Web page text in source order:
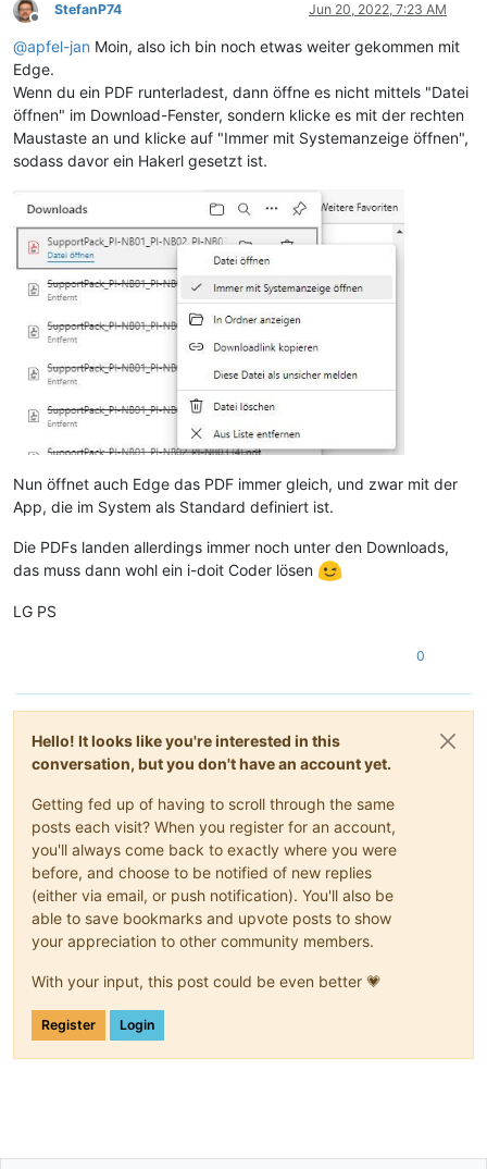
Offline
StefanP74 Jun 20, 2022, 7:23 AM
@apfel-jan Moin, also ich bin noch etwas weiter gekommen mit
Edge.
Wenn du ein PDF runterladest, dann öffne es nicht mittels "Datei
öffnen" im Download-Fenster, sondern klicke es mit der rechten
Maustaste an und klicke auf "Immer mit Systemanzeige öffnen",
sodass davor ein Hakerl gesetzt ist.
Nun öffnet auch Edge das PDF immer gleich, und zwar mit der
App, die im System als Standard definiert ist.
Die PDFs landen allerdings immer noch unter den Downloads,
das muss dann wohl ein i-doit Coder lösen
LG PS
0
Hello! It looks like you're interested in this
conversation, but you don't have an account yet.
Getting fed up of having to scroll through the same
posts each visit? When you register for an account,
you'll always come back to exactly where you were
before, and choose to be notified of new replies
(either via email, or push notification). You'll also be
able to save bookmarks and upvote posts to show
your appreciation to other community members.
With your input, this post could be even better 💗
Register Login